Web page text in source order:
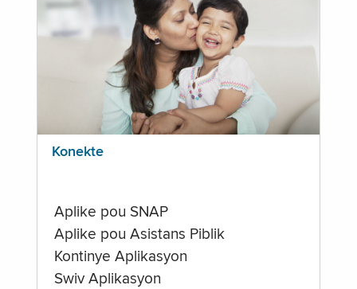
Konekte
Aplike pou SNAP
Aplike pou Asistans Piblik
Kontinye Aplikasyon
Swiv Aplikasyon